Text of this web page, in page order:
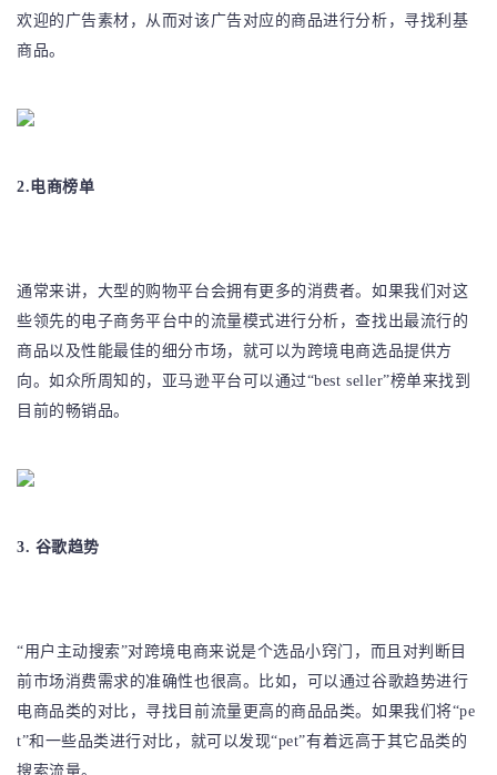
欢迎的广告素材，从而对该广告对应的商品进行分析，寻找利基
商品。
2.电商榜单
通常来讲，大型的购物平台会拥有更多的消费者。如果我们对这
些领先的电子商务平台中的流量模式进行分析，查找出最流行的
商品以及性能最佳的细分市场，就可以为跨境电商选品提供方
向。如众所周知的，亚马逊平台可以通过“best seller”榜单来找到
目前的畅销品。
3. 谷歌趋势
“用户主动搜索”对跨境电商来说是个选品小窍门，而且对判断目
前市场消费需求的准确性也很高。比如，可以通过谷歌趋势进行
电商品类的对比，寻找目前流量更高的商品品类。如果我们将“pe
t”和一些品类进行对比，就可以发现“pet”有着远高于其它品类的
搜索流量。